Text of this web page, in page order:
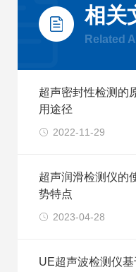
相关
Related
超声密封性检测的
用途径
2022-11-29
超声润滑检测仪的
势特点
2023-04-28
UE超声波检测仪